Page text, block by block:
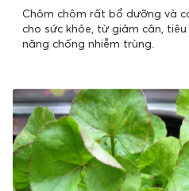
Chôm chôm rất bổ dưỡng và
cho sức khỏe, từ giảm cân,
năng chống nhiễm trùng.